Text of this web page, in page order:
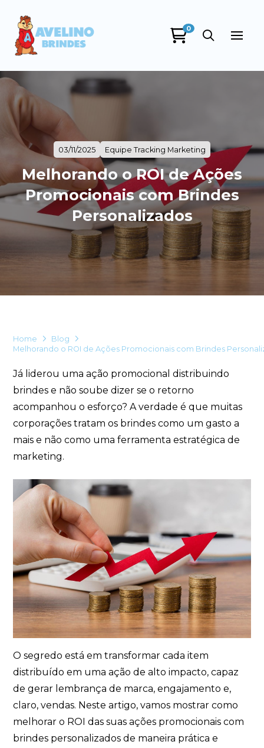
0
03/11/2025 Equipe Tracking Marketing
Melhorando o ROI de Ações
Promocionais com Brindes
Personalizados
Home
Blog
Melhorando o ROI de Ações Promocionais com Brindes
Já liderou uma ação promocional distribuindo
brindes e não soube dizer se o retorno
acompanhou o esforço? A verdade é que muitas
corporações tratam os brindes como um gasto a
mais e não como uma ferramenta estratégica de
marketing.
O segredo está em transformar cada item
distribuído em uma ação de alto impacto, capaz
de gerar lembrança de marca, engajamento e,
claro, vendas. Neste artigo, vamos mostrar como
melhorar o ROI das suas ações promocionais com
brindes personalizados de maneira prática e
Avelino Brindes
+55
Eu concordo em receber comunicações.
A nossa empresa está comprometida a proteger e respeitar
sua privacidade, utilizaremos seus dados apenas para fins
de marketing. Você pode alterar suas preferências a
qualquer momento.
Iniciar conversa